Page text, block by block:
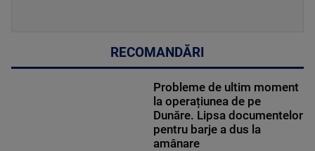
RECOMANDĂRI
Probleme de ultim moment
la operațiunea de pe
Dunăre. Lipsa documentelor
pentru barje a dus la
amânare